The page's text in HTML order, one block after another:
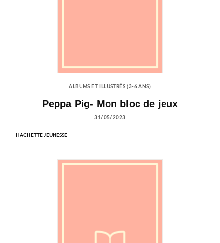
ALBUMS ET ILLUSTRÉS (3-6 ANS)
Peppa Pig- Mon bloc de jeux
31/05/2023
HACHETTE JEUNESSE